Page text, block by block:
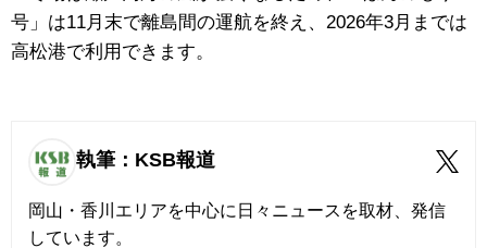
号」は11月末で離島間の運航を終え、2026年3月までは
高松港で利用できます。
執筆：KSB報道
岡山・香川エリアを中心に日々ニュースを取材、発信
しています。